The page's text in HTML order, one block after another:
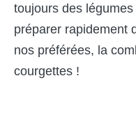
toujours des
préparer rapidement
nos préférées, la
courgettes !